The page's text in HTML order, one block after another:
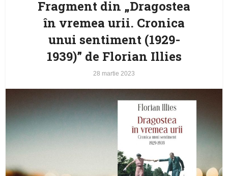
Fragment din „Dragostea
în vremea urii. Cronica
unui sentiment (1929-
1939)” de Florian Illies
28 martie 2023